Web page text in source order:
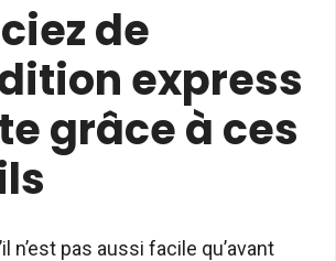
de
express
grâce à ces
n’est pas aussi facile qu’avant